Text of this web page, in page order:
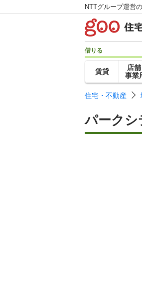
NTTグループ運営
借りる
賃貸
店舗
事業
住宅・不動産
パークシ